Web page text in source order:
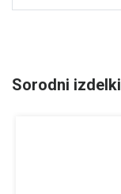
Sorodni izdelki